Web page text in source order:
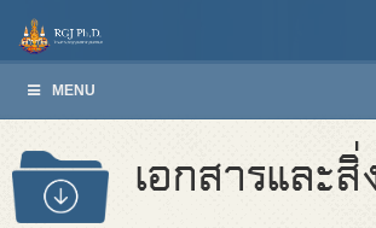
MENU
เอกสารและ